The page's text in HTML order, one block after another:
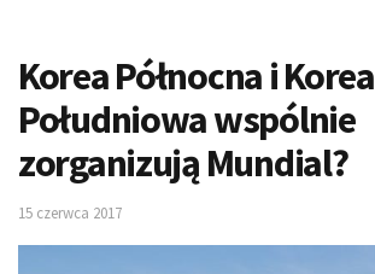
Korea Północna i Korea
Południowa wspólnie
zorganizują Mundial?
15 czerwca 2017